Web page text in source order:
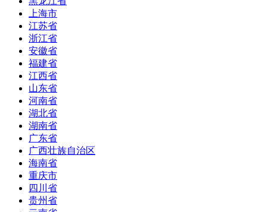
上海市
江苏省
浙江省
安徽省
福建省
江西省
山东省
河南省
湖北省
湖南省
广东省
广西壮族自治区
海南省
重庆市
四川省
贵州省